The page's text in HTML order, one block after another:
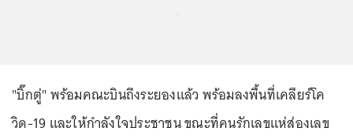
"บิ๊กตู่" พร้อมคณะบินถึงระยองแล้ว พร้อมลงพื้นที่เคลียร์โค
วิด-19 และให้กำลังใจประชาชน ขณะที่คนรักเลขแห่ส่องเลข